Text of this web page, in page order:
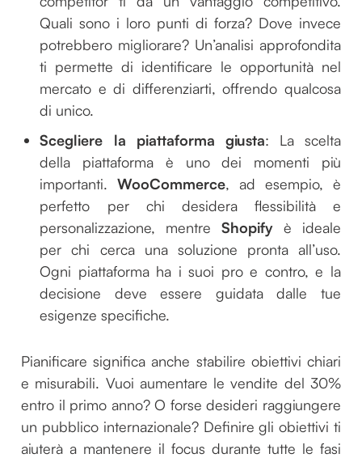
Quali sono i loro punti di forza? Dove invece
potrebbero migliorare? Un’analisi approfondita
ti permette di identificare le opportunità nel
mercato e di differenziarti, offrendo qualcosa
di unico.
Scegliere la piattaforma giusta: La scelta
della piattaforma è uno dei momenti più
importanti.WooCommerce, ad esempio, è
perfetto per chi desidera flessibilità e
personalizzazione, mentreShopify è ideale
per chi cerca una soluzione pronta all’uso.
Ogni piattaforma ha i suoi pro e contro, e la
decisione deve essere guidata dalle tue
esigenze specifiche.
Pianificare significa anche stabilire obiettivi chiari
e misurabili. Vuoi aumentare le vendite del 30%
entro il primo anno? O forse desideri raggiungere
un pubblico internazionale? Definire gli obiettivi ti
aiuterà a mantenere il focus durante tutte le fasi